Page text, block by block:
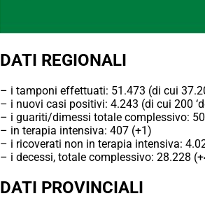
DATI REGIONALI
– i tamponi effettuati: 51.473 (di cui
– i nuovi casi positivi: 4.243 (di cui 200
– i guariti/dimessi totale complessivo:
– in terapia intensiva: 407 (+1)
– i ricoverati non in terapia intensiva:
– i decessi, totale complessivo: 28.228
DATI PROVINCIALI